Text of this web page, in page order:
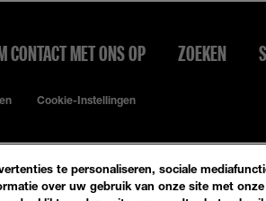
CONTACT MET ONS OP ZOEKEN
Cookie-Instellingen
te personaliseren, sociale
over uw gebruik van onze site met